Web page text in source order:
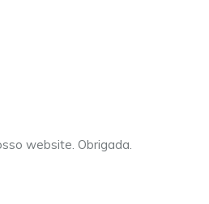
website. Obrigada.